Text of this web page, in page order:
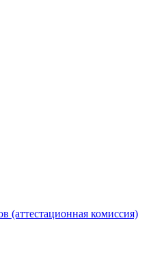
(аттестационная комиссия)